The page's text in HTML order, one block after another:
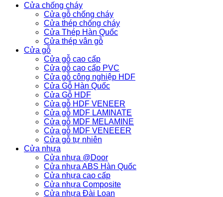
Cửa chống cháy
Cửa gỗ chống cháy
Cửa thép chống cháy
Cửa Thép Hàn Quốc
Cửa thép vân gỗ
Cửa gỗ
Cửa gỗ cao cấp
Cửa gỗ cao cấp PVC
Cửa gỗ công nghiệp HDF
Cửa Gỗ Hàn Quốc
Cửa Gỗ HDF
Cửa gỗ HDF VENEER
Cửa gỗ MDF LAMINATE
Cửa gỗ MDF MELAMINE
Cửa gỗ MDF VENEEER
Cửa gỗ tự nhiên
Cửa nhựa
Cửa nhựa @Door
Cửa nhựa ABS Hàn Quốc
Cửa nhựa cao cấp
Cửa nhựa Composite
Cửa nhựa Đài Loan